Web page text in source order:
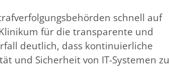
schnell auf
für die transparente und
deutlich, dass kontinuierliche
und Sicherheit von IT-Systemen zu